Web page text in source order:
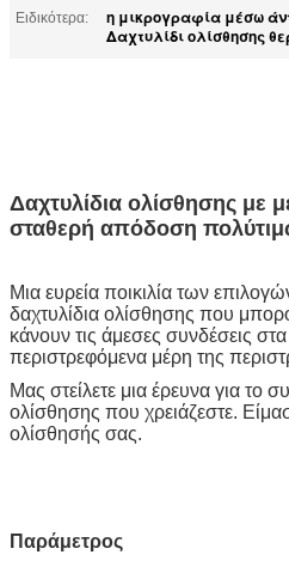
Ειδικότερα: η μικρογραφία μέσω
Δαχτυλίδι ολίσθησης
Δαχτυλίδια ολίσθησης
σταθερή απόδοση
Μια ευρεία ποικιλία των
δαχτυλίδια ολίσθησης που
κάνουν τις άμεσες συνδέσεις
περιστρεφόμενα μέρη της
Μας στείλετε μια έρευνα για το
ολίσθησης που χρειάζεστε.
ολίσθησής σας.
Παράμετρος